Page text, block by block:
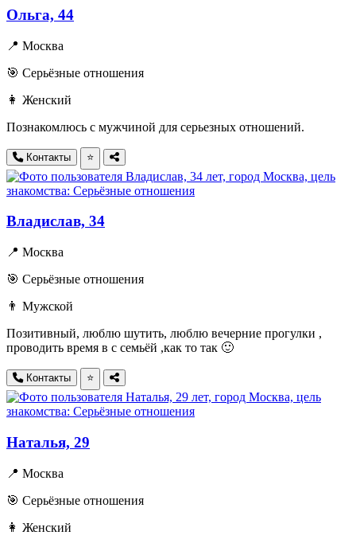
Ольга, 44
📍 Москва
🎯 Серьёзные отношения
👩 Женский
Познакомлюсь с мужчиной для серьезных отношений.
Контакты ⭐
Владислав, 34
📍 Москва
🎯 Серьёзные отношения
👨 Мужской
Позитивный, люблю шутить, люблю вечерние прогулки ,
проводить время в с семьёй ,как то так 🙂
Контакты ⭐
Наталья, 29
📍 Москва
🎯 Серьёзные отношения
👩 Женский